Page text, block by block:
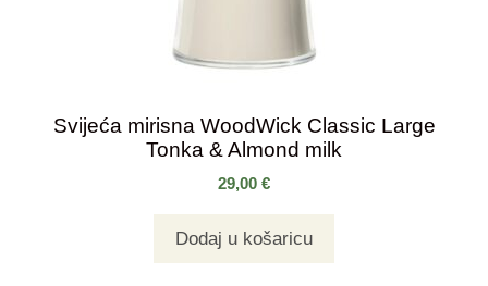
Svijeća mirisna WoodWick Classic Large
Tonka & Almond milk
29,00 €
Dodaj u košaricu